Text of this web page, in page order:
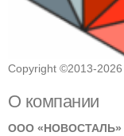
Copyright ©2013-2026
О компании
ООО «НОВОСТАЛЬ»